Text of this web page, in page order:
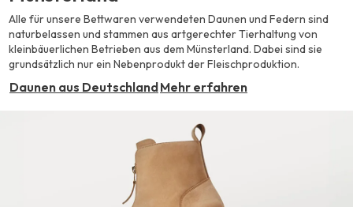
Alle für unsere Bettwaren verwendeten Daunen und Federn sind
naturbelassen und stammen aus artgerechter Tierhaltung von
kleinbäuerlichen Betrieben aus dem Münsterland. Dabei sind sie
grundsätzlich nur ein Nebenprodukt der Fleischproduktion.
Daunen aus DeutschlandMehr erfahren